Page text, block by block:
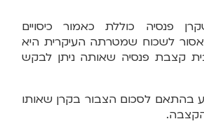
פנסיה כוללת כאמור כיסויים
אסור לשכוח שמטרתה העיקרית היא
קצבת פנסיה שאותה ניתן לבקש
בהתאם לסכום הצבור בקרן שאותו